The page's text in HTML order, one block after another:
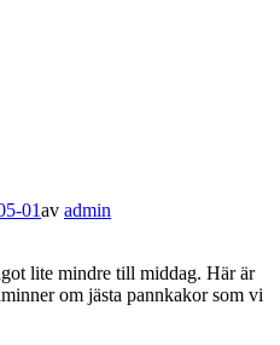
01av admin
lite mindre till middag. Här är
om jästa pannkakor som vi